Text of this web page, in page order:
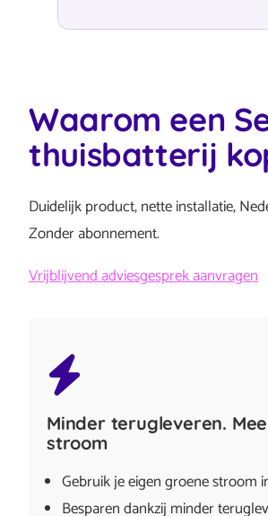
Waarom een
thuisbatterij
Duidelijk product, nette installatie,
Zonder abonnement.
Vrijblijvend adviesgesprek aanvragen
Minder terugleveren.
stroom
Gebruik je eigen groene stroom
Besparen dankzij minder